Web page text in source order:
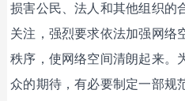
损害公民、法人和其他组织的
关注，强烈要求依法加强网络
秩序，使网络空间清朗起来。
众的期待，有必要制定一部规